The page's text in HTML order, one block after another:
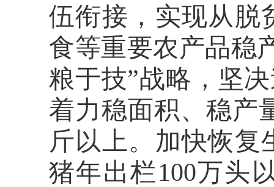
伍衔接，实现从脱
食等重要农产品稳
粮于技”战略，坚
着力稳面积、稳产
斤以上。加快恢复
猪年出栏100万头